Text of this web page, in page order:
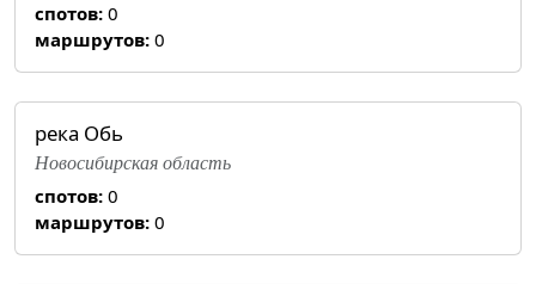
спотов: 0
маршрутов: 0
река Обь
Новосибирская область
спотов: 0
маршрутов: 0